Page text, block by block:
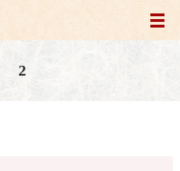
メ
2